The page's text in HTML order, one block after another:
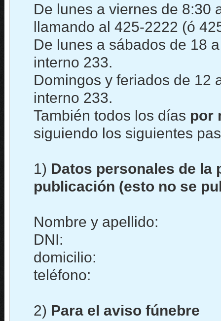
De lunes a viernes de 8:30
llamando al 425-2222 (ó
De lunes a sábados de 18
interno 233.
Domingos y feriados de 12
interno 233.
También todos los días por
siguiendo los siguientes
1) Datos personales de la
publicación (esto no se
Nombre y apellido:
DNI:
domicilio:
teléfono:
2) Para el aviso fúnebre